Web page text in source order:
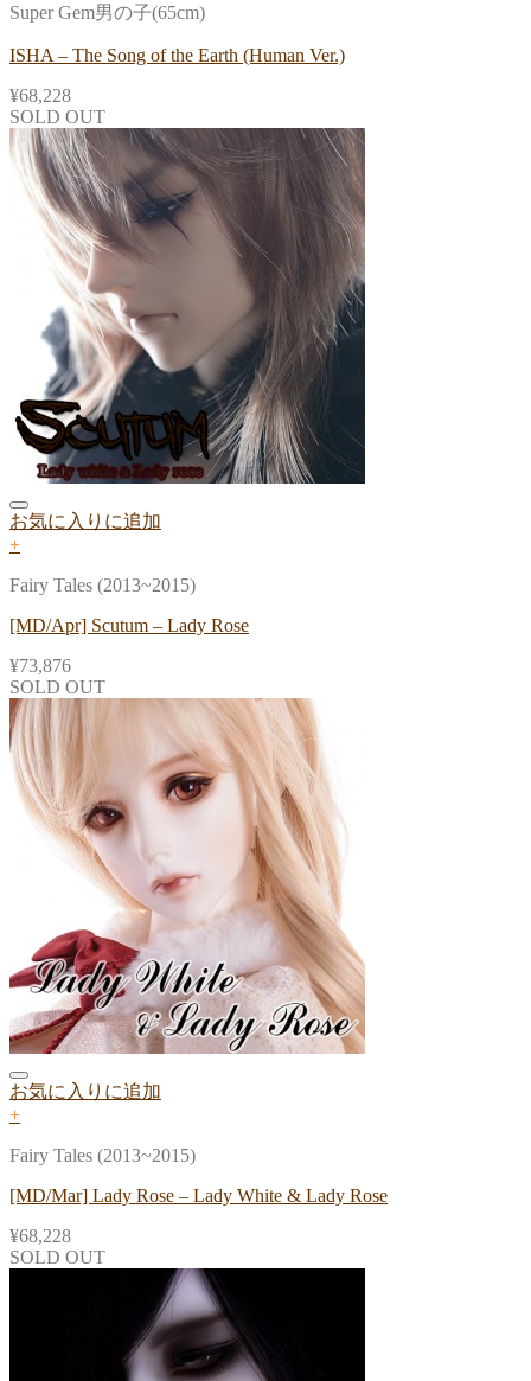
Super Gem男の子(65cm)
ISHA – The Song of the Earth (Human Ver.)
¥68,228
SOLD OUT
お気に入りに追加
+
Fairy Tales (2013~2015)
[MD/Apr] Scutum – Lady Rose
¥73,876
SOLD OUT
お気に入りに追加
+
Fairy Tales (2013~2015)
[MD/Mar] Lady Rose – Lady White & Lady Rose
¥68,228
SOLD OUT